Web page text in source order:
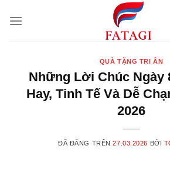
đến
QUÀ TẶNG TRI ÂN
Những Lời Chúc Ngày
Hay, Tinh Tế Và Dễ
2026
ĐÃ ĐĂNG TRÊN27.03.2026 BỞI